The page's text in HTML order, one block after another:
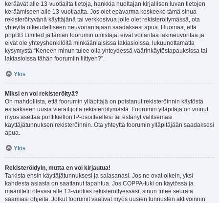
keräävät alle 13-vuotiailta tietoja, hankkia huoltajan kirjallisen luvan tietojen
keräämiseen alle 13-vuotiaalta. Jos olet epävarma koskeeko tämä sinua
rekisteröityvänä käyttäjänä tai verkkosivua jolle olet rekisteröitymässä, ota
yhteyttä oikeudelliseen neuvonantajaan saadaksesi apua. Huomaa, että
phpBB Limited ja tämän foorumin omistajat eivät voi antaa lakineuvontaa ja
eivät ole yhteyshenkilöitä minkäänlaisissa lakiasioissa, lukuunottamatta
kysymystä “Keneen minun tulee olla yhteydessä väärinkäytöstapauksissa tai
lakiasioissa tähän foorumiin liittyen?”.
Ylös
Miksi en voi rekisteröityä?
On mahdollista, että foorumin ylläpitäjä on poistanut rekisteröinnin käytöstä
estääkseen uusia vierailijoita rekisteröitymästä. Foorumin ylläpitäjä on voinut
myös asettaa porttikiellon IP-osoitteellesi tai estänyt valitsemasi
käyttäjätunnuksen rekisteröinnin. Ota yhteyttä foorumin ylläpitäjään saadaksesi
apua.
Ylös
Rekisteröidyin, mutta en voi kirjautua!
Tarkista ensin käyttäjätunnuksesi ja salasanasi. Jos ne ovat oikein, yksi
kahdesta asiasta on saattanut tapahtua. Jos COPPA-tuki on käytössä ja
määrittelit olevasi alle 13-vuotias rekisteröityessäsi, sinun tulee seurata
saamiasi ohjeita. Jotkut foorumit vaativat myös uusien tunnusten aktivoinnin